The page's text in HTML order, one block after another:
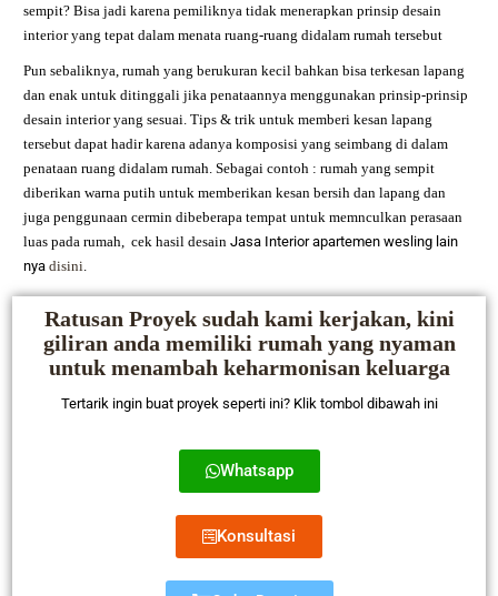
sempit? Bisa jadi karena pemiliknya tidak menerapkan prinsip desain
interior yang tepat dalam menata ruang-ruang didalam rumah tersebut
Pun sebaliknya, rumah yang berukuran kecil bahkan bisa terkesan lapang
dan enak untuk ditinggali jika penataannya menggunakan prinsip-prinsip
desain interior yang sesuai. Tips & trik untuk memberi kesan lapang
tersebut dapat hadir karena adanya komposisi yang seimbang di dalam
penataan ruang didalam rumah. Sebagai contoh : rumah yang sempit
diberikan warna putih untuk memberikan kesan bersih dan lapang dan
juga penggunaan cermin dibeberapa tempat untuk memnculkan perasaan
luas pada rumah,
cek hasil desainJasa Interior apartemen wesling lain
nyadisini
Ratusan Proyek sudah kami kerjakan, kini
giliran anda memiliki rumah yang nyaman
untuk menambah keharmonisan keluarga
Tertarik ingin buat proyek seperti ini? Klik tombol dibawah ini
Whatsapp
Konsultasi